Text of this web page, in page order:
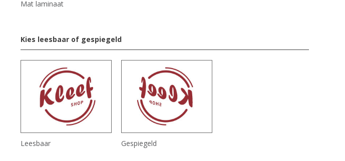
Mat laminaat
Kies leesbaar of gespiegeld
Leesbaar Gespiegeld